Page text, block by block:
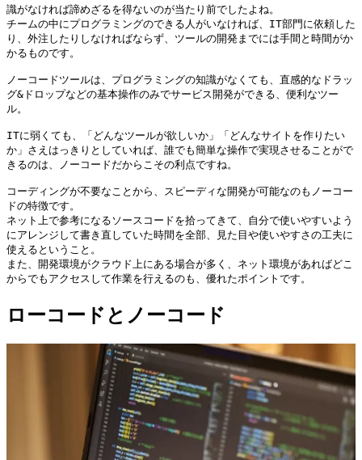
識がなければ諦めざるを得ないのが当たり前でしたよね。
チームの中にプログラミングのできる人がいなければ、IT部門に依頼した
り、外注したりしなければならず、ツールの開発までには手間と時間がか
かるものです。
ノーコードツールは、プログラミングの知識がなくても、直感的なドラッ
グ&ドロップなどの基本操作のみでサービス開発ができる、便利なツー
ル。
ITに弱くても、「どんなツールが欲しいか」「どんなサイトを作りたい
か」さえはっきりとしていれば、誰でも簡単な操作で実現させることがで
きるのは、ノーコードだからこその利点ですね。
コーディングが不要なことから、スピーディな開発が可能なのもノーコー
ドの特徴です。
ネット上で参考になるソースコードを拾ってきて、自分で使いやすいよう
にアレンジして書き直していた時間を全部、見た目や使いやすさの工夫に
使えるということ。
また、開発環境がクラウド上にある場合が多く、ネット環境があればどこ
ローコードとノーコード